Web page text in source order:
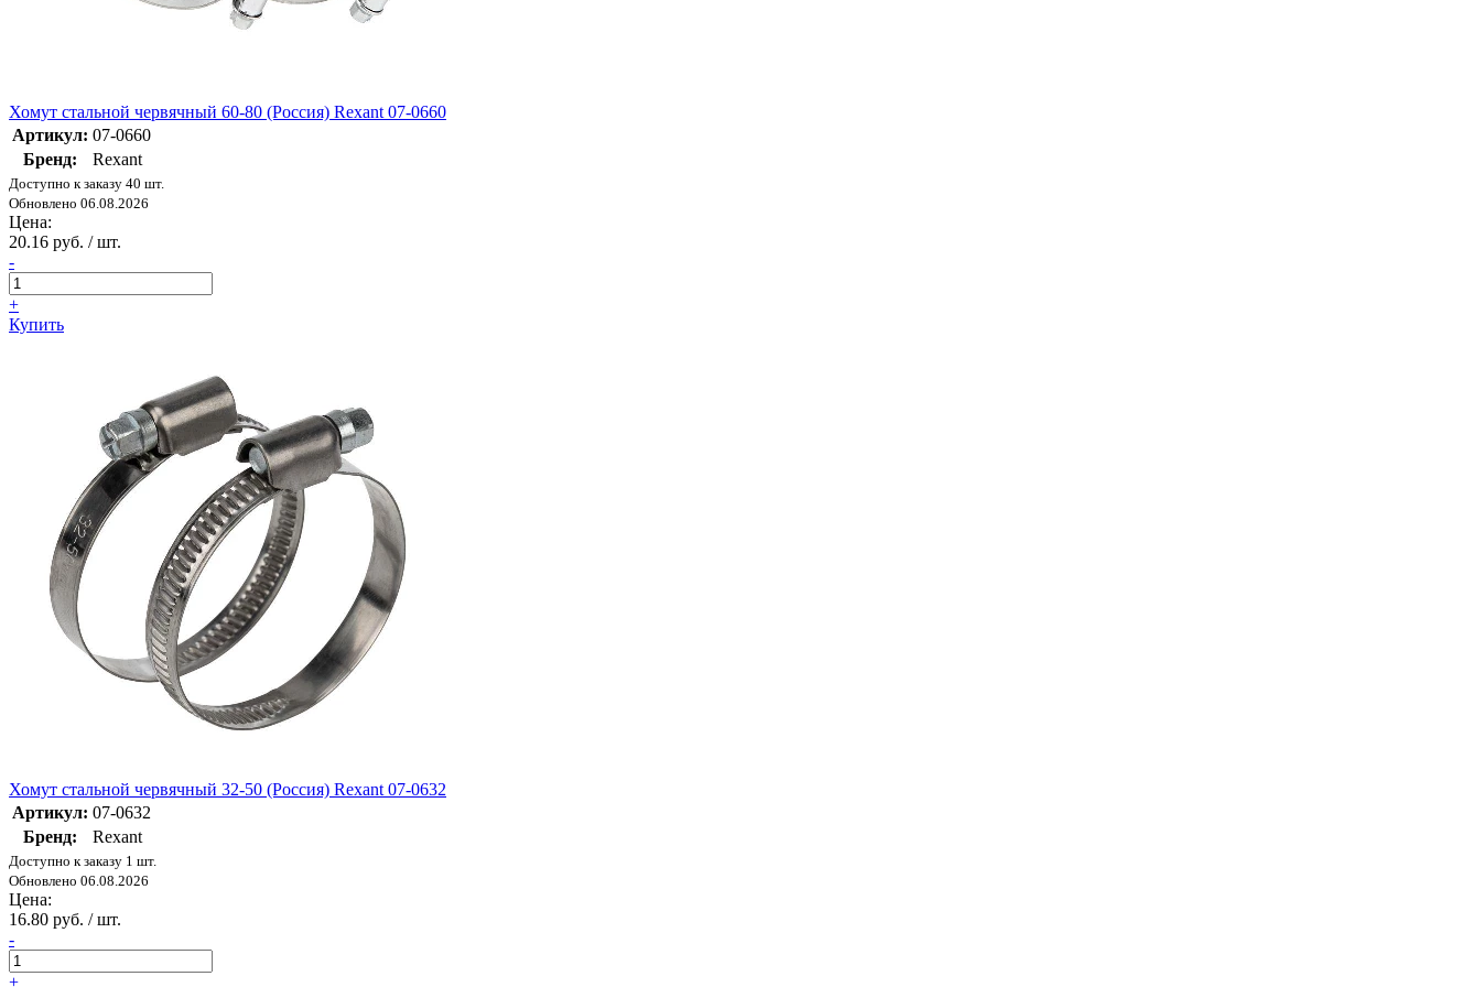
Хомут стальной червячный 60-80 (Россия) Rexant 07-0660
Артикул: 07-0660
Бренд:
Rexant
Доступно к заказу 40 шт.
Обновлено 06.08.2026
Цена:
20.16 руб. / шт.
-
+
Купить
Хомут стальной червячный 32-50 (Россия) Rexant 07-0632
Артикул: 07-0632
Бренд:
Rexant
Доступно к заказу 1 шт.
Обновлено 06.08.2026
Цена:
16.80 руб. / шт.
-
+